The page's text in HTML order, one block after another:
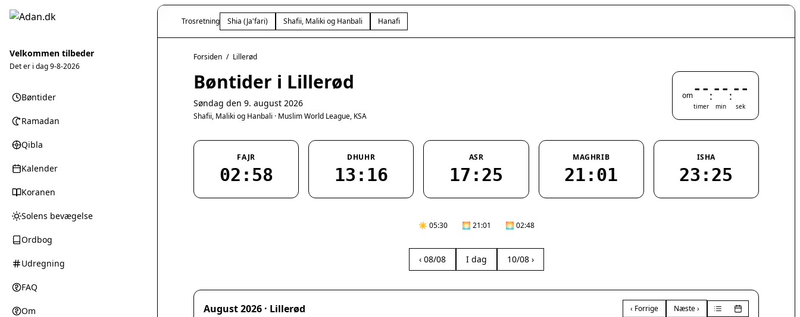
Velkommen tilbeder
Det er i dag9-8-2026
Bøntider
Ramadan
Qibla
Kalender
Koranen
Solens bevægelse
Ordbog
Udregning
FAQ
Om
Trosretning Shia (Ja'fari) Shafii, Maliki og Hanbali Hanafi
Forsiden / Lillerød
Bøntider i Lillerød
Søndag den 9. august 2026
Shafii, Maliki og Hanbali · Muslim World League, KSA
om--
timer
:--
min
:--
sek
FAJR
02:58
DHUHR
13:16
ASR
17:25
MAGHRIB
21:01
ISHA
23:25
☀️ 05:30 🌅 21:01 🌅 02:48
‹ 08/08 I dag 10/08 ›
August 2026 · Lillerød ‹ Forrige Næste ›